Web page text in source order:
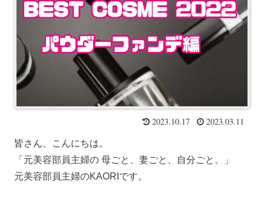
2023.10.17 2023.03.11
皆さん、こんにちは。
「元美容部員主婦の 母ごと、妻ごと、自分ごと。」
元美容部員主婦のKAORIです。